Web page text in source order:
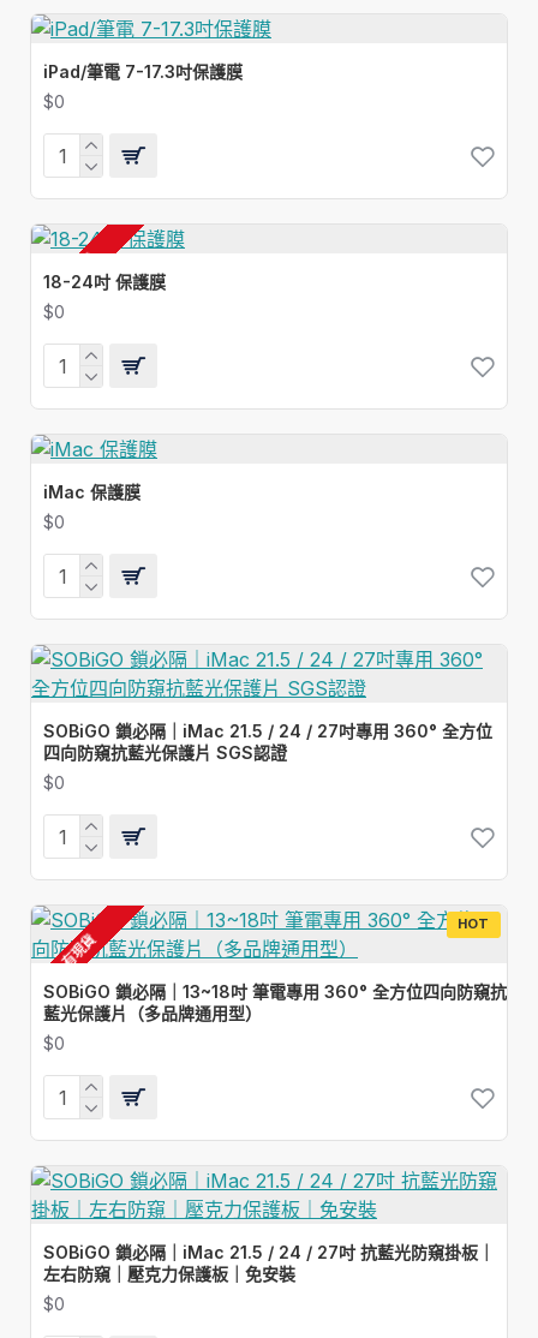
iPad/筆電 7-17.3吋保護膜
$0
有現貨
18-24吋 保護膜
$0
iMac 保護膜
$0
SOBiGO 鎖必隔｜iMac 21.5 / 24 / 27吋專用 360° 全方位
四向防窺抗藍光保護片 SGS認證
$0
HOT
有現貨
SOBiGO 鎖必隔｜13~18吋 筆電專用 360° 全方位四向防窺抗
藍光保護片（多品牌通用型）
$0
SOBiGO 鎖必隔｜iMac 21.5 / 24 / 27吋 抗藍光防窺掛板｜
左右防窺｜壓克力保護板｜免安裝
$0